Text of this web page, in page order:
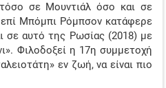
σε Μουντιάλ όσο και σε
επί Μπόμπι Ρόμπσον κατάφερε
σε αυτό της Ρωσίας (2018) με
Φιλοδοξεί η 17η συμμετοχή
εν ζωή, να είναι πιο